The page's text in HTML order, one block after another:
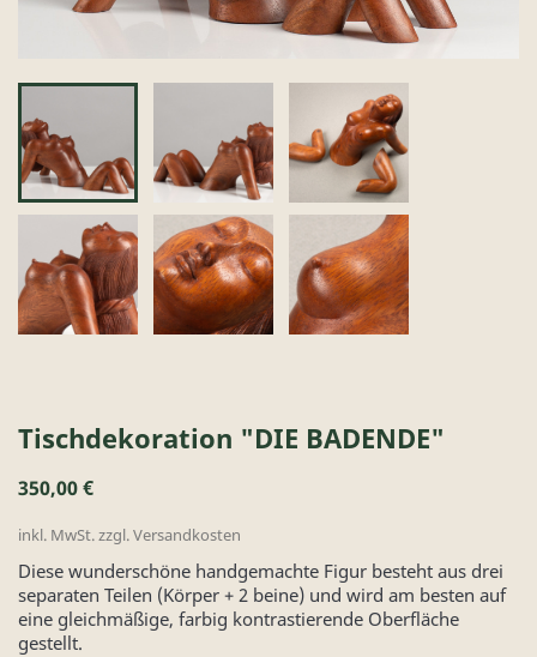
Tischdekoration "DIE BADENDE"
350,00 €
inkl. MwSt. zzgl. Versandkosten
Diese wunderschöne handgemachte Figur besteht aus drei
separaten Teilen (Körper + 2 beine) und wird am besten auf
eine gleichmäßige, farbig kontrastierende Oberfläche
gestellt.